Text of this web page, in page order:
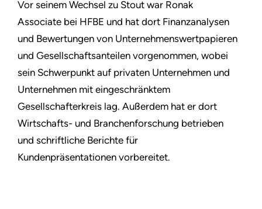
Vor seinem Wechsel zu Stout war Ronak
Associate bei HFBE und hat dort Finanzanalysen
und Bewertungen von Unternehmenswertpapieren
und Gesellschaftsanteilen vorgenommen, wobei
sein Schwerpunkt auf privaten Unternehmen und
Unternehmen mit eingeschränktem
Gesellschafterkreis lag. Außerdem hat er dort
Wirtschafts- und Branchenforschung betrieben
und schriftliche Berichte für
Kundenpräsentationen vorbereitet.